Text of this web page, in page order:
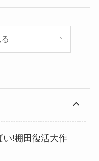
い!棚田復活大作